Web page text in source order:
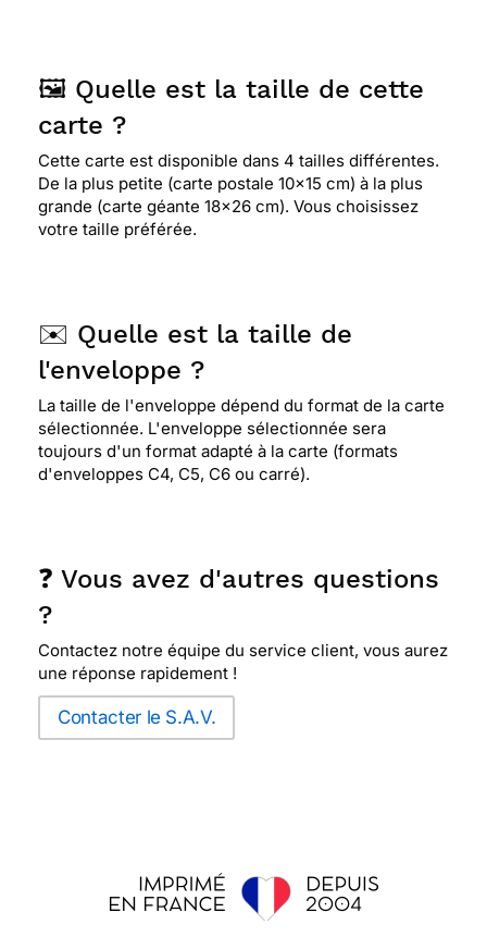
⭐⭐⭐⭐ Le 16/04/2019 : Très bien !
⭐⭐⭐⭐ Le 14/04/2019 : Drôle ! sympa
🖼️ Quelle est la taille de cette
carte ?
Cette carte est disponible dans 4 tailles différentes.
De la plus petite (carte postale 10x15 cm) à la plus
grande (carte géante 18x26 cm). Vous choisissez
votre taille préférée.
✉️ Quelle est la taille de
l'enveloppe ?
La taille de l'enveloppe dépend du format de la carte
sélectionnée. L'enveloppe sélectionnée sera
toujours d'un format adapté à la carte (formats
d'enveloppes C4, C5, C6 ou carré).
❓ Vous avez d'autres questions
?
Contactez notre équipe du service client, vous aurez
une réponse rapidement !
Contacter le S.A.V.